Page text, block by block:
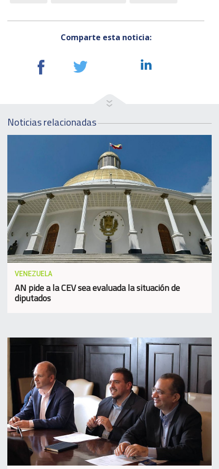
Comparte esta noticia:
Noticias relacionadas
VENEZUELA
AN pide a la CEV sea evaluada la situación de
diputados